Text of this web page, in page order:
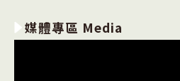
媒體專區 Media